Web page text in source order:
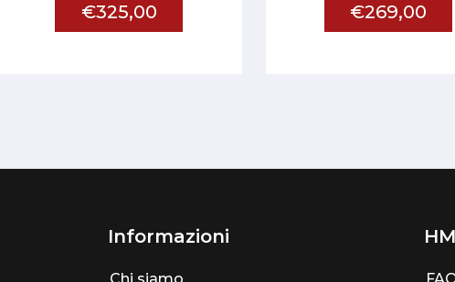
€325,00 €269,00
Informazioni